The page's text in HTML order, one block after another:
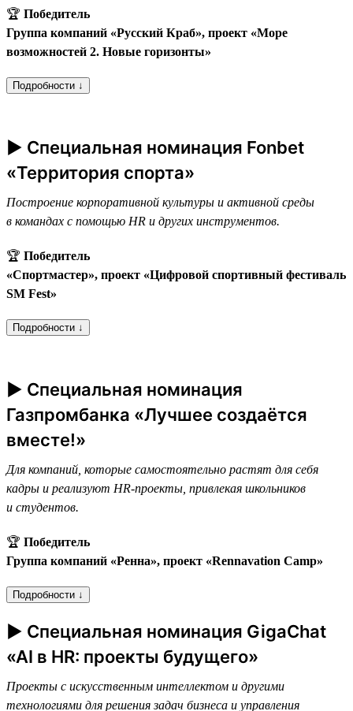
🏆 Победитель
Группа компаний «Русский Краб», проект «Море
возможностей 2. Новые горизонты»
Подробности ↓
► Специальная номинация Fonbet
«Территория спорта»
Построение корпоративной культуры и активной среды
в командах с помощью HR и других инструментов.
🏆 Победитель
«Спортмастер», проект «Цифровой спортивный фестиваль
SM Fest»
Подробности ↓
► Специальная номинация
Газпромбанка «Лучшее создаётся
вместе!»
Для компаний, которые самостоятельно растят для себя
кадры и реализуют HR-проекты, привлекая школьников
и студентов.
🏆 Победитель
Группа компаний «Ренна», проект «Rennavation Camp»
Подробности ↓
► Специальная номинация GigaChat
«AI в HR: проекты будущего»
Проекты с искусственным интеллектом и другими
технологиями для решения задач бизнеса и управления